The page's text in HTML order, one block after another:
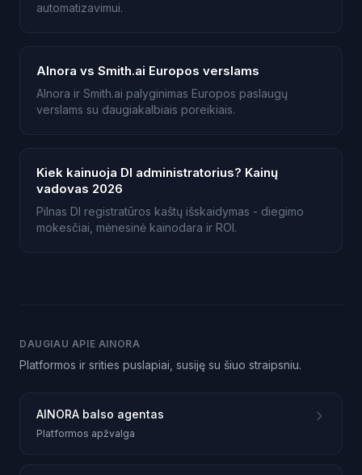
automatizavimui.
AInora vs Smith.ai Europos verslams
AInora ir Smith.ai palyginimas Europos paslaugų
verslams su daugiakalbiais poreikiais.
Kiek kainuoja DI administratorius? Kainų
vadovas 2026
Pilnas DI registratūros kaštų išskaidymas - diegimo
mokesčiai, mėnesinė kainodara ir ROI.
DAUGIAU APIE AINORA
Platformos ir srities puslapiai, susiję su šiuo straipsniu.
AINORA balso agentas
Platformos apžvalga